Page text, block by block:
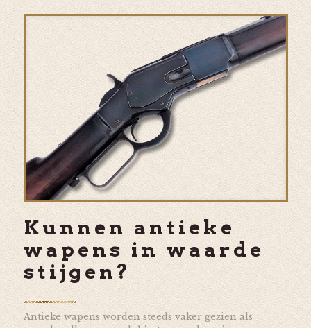
Kunnen antieke
wapens in waarde
stijgen?
Antieke wapens worden steeds vaker gezien als